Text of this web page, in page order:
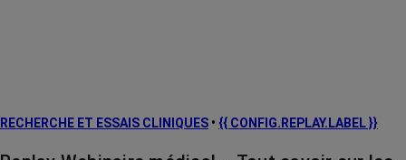
RECHERCHE ET ESSAIS CLINIQUES • {{ CONFIG.REPLAY.LABEL }}